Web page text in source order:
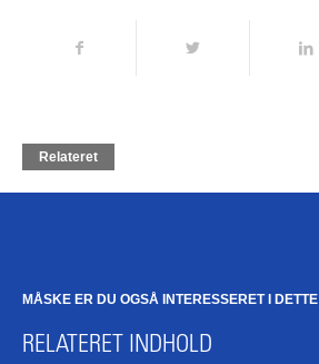
Relateret
MÅSKE ER DU OGSÅ INTERESSERET I DETTE
RELATERET INDHOLD